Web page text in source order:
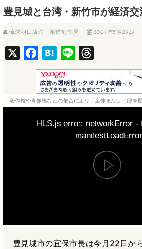
豊見城と台湾・新竹市が経済交
琉球朝日放送 報道制作局 2014年5月26日
a
c
e
o
H
a
t
e
a
i
n
e
h
r
e
d
s
著作権や肖像権などの都合により、全体または一部を
HLS.js error: networkError -
manifestLoadError
豊見城市の宜保市長は今月22日か